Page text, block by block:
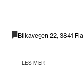
Blikavegen 22, 3841
LES MER